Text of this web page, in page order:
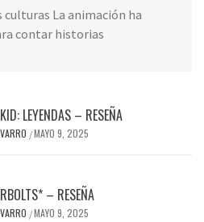
culturas La animación ha
contar historias
LEYENDAS – RESEÑA
/MAYO 9, 2025
– RESEÑA
/MAYO 9, 2025